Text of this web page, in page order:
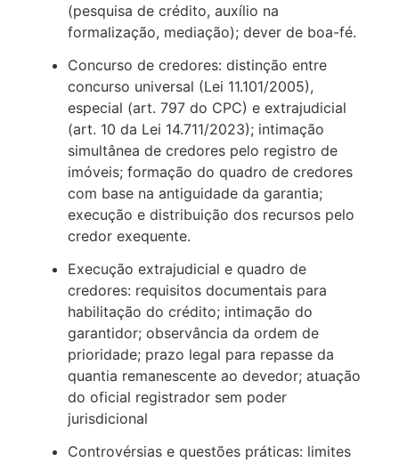
(pesquisa de crédito, auxílio na
formalização, mediação); dever de boa-fé.
Concurso de credores: distinção entre
concurso universal (Lei 11.101/2005),
especial (art. 797 do CPC) e extrajudicial
(art. 10 da Lei 14.711/2023); intimação
simultânea de credores pelo registro de
imóveis; formação do quadro de credores
com base na antiguidade da garantia;
execução e distribuição dos recursos pelo
credor exequente.
Execução extrajudicial e quadro de
credores: requisitos documentais para
habilitação do crédito; intimação do
garantidor; observância da ordem de
prioridade; prazo legal para repasse da
quantia remanescente ao devedor; atuação
do oficial registrador sem poder
jurisdicional
Controvérsias e questões práticas: limites